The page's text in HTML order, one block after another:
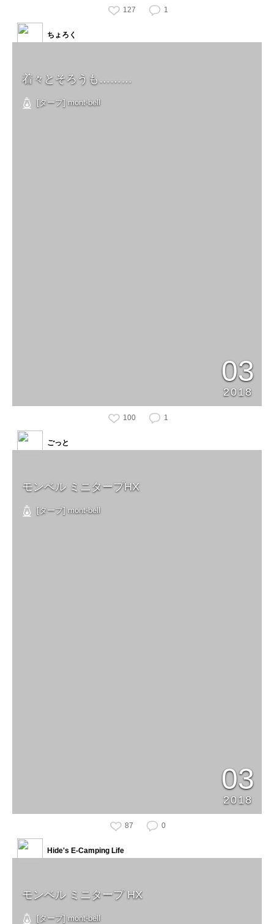
127 1
着々とそろうも………
[タープ] mont-bell
03
2018
ちょろく
100 1
モンベル ミニタープHX
[タープ] mont-bell
03
2018
ごっと
87 0
モンベル ミニタープ HX
[タープ] mont-bell
Hide's E-Camping Life